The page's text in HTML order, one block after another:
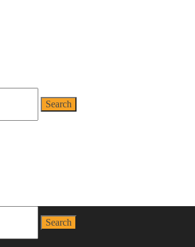
Search
Search